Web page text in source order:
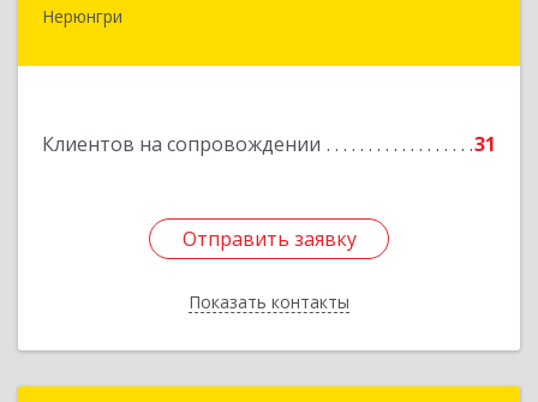
Нерюнгри
Клиентов на сопровождении 31
Отправить заявку
Показать контакты
675002, Амурская область, г. Благовещенск, ул.
Отправить заявку
Назад